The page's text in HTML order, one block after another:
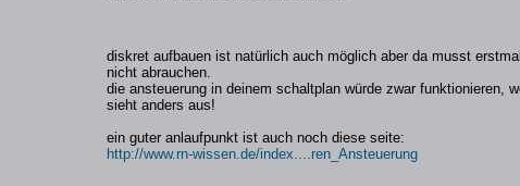
diskret aufbauen ist natürlich auch möglich aber da musst
nicht abrauchen.
die ansteuerung in deinem schaltplan würde zwar funktionieren,
sieht anders aus!
ein guter anlaufpunkt ist auch noch diese seite:
http://www.rn-wissen.de/index....ren_Ansteuerung